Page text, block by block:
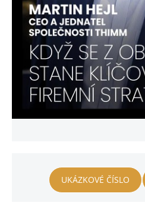
UKÁZKOVÉ ČÍSLO